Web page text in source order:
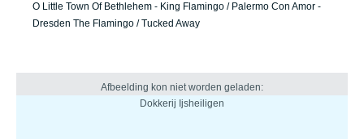
O Little Town Of Bethlehem - King Flamingo / Palermo Con Amor -
Dresden The Flamingo / Tucked Away